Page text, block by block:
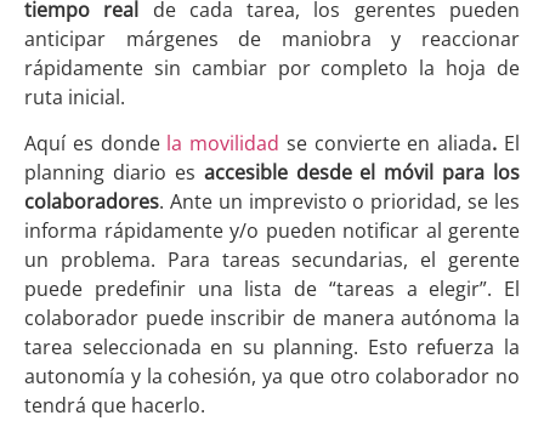
tiempo real de cada tarea, los gerentes pueden
anticipar márgenes de maniobra y reaccionar
rápidamente sin cambiar por completo la hoja de
ruta inicial.
Aquí es donde la movilidad se convierte en aliada. El
planning diario es accesible desde el móvil para los
colaboradores. Ante un imprevisto o prioridad, se les
informa rápidamente y/o pueden notificar al gerente
un problema. Para tareas secundarias, el gerente
puede predefinir una lista de “tareas a elegir”. El
colaborador puede inscribir de manera autónoma la
tarea seleccionada en su planning. Esto refuerza la
autonomía y la cohesión, ya que otro colaborador no
tendrá que hacerlo.